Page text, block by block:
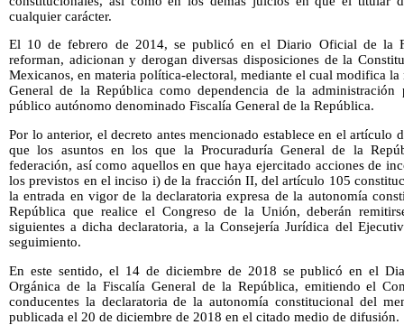
cualquier carácter.
El 10 de febrero de 2014, se publicó en el Diario Oficial de la
reforman, adicionan y derogan diversas disposiciones de la
Mexicanos, en materia política-electoral, mediante el cual modifica
General de la República como dependencia de la
público autónomo denominado Fiscalía General de la República.
Por lo anterior, el decreto antes mencionado establece en el
que los asuntos en los que la Procuraduría General de la
federación, así como aquellos en que haya ejercitado acciones de
los previstos en el inciso i) de la fracción II, del artículo 105
la entrada en vigor de la declaratoria expresa de la autonomía
República que realice el Congreso de la Unión, deberán
siguientes a dicha declaratoria, a la Consejería Jurídica del
seguimiento.
En este sentido, el 14 de diciembre de 2018 se publicó en el
Orgánica de la Fiscalía General de la República, emitiendo el
conducentes la declaratoria de la autonomía constitucional del
publicada el 20 de diciembre de 2018 en el citado medio de difusión.